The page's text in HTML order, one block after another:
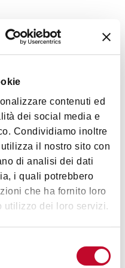
contenuti ed
dei social media e
Condividiamo inoltre
il nostro sito con
di analisi dei dati
i quali potrebbero
che ha fornito loro
utilizzo dei loro servizi.